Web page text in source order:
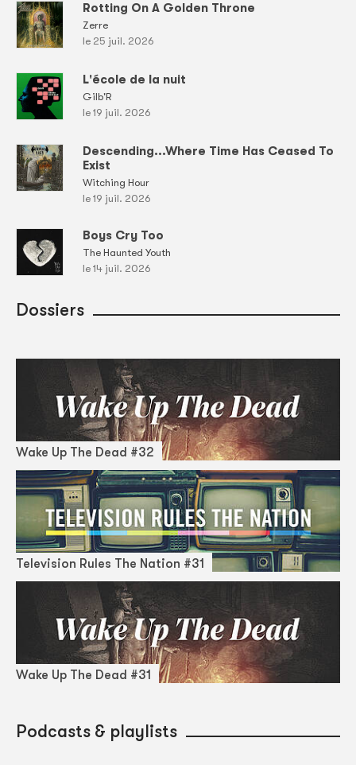
Rotting On A Golden Throne
Zerre
le 25 juil. 2026
L'école de la nuit
Gilb'R
le 19 juil. 2026
Descending...Where Time Has Ceased To
Exist
Witching Hour
le 19 juil. 2026
Boys Cry Too
The Haunted Youth
le 14 juil. 2026
Dossiers
Wake Up The Dead #32
Television Rules The Nation #31
Wake Up The Dead #31
Podcasts & playlists